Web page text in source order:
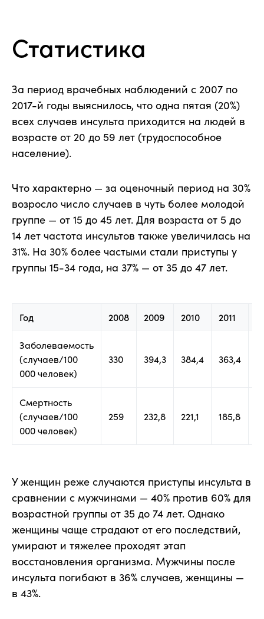
Статистика
За период врачебных наблюдений с 2007 по
2017-й годы выяснилось, что одна пятая (20%)
всех случаев инсульта приходится на людей в
возрасте от 20 до 59 лет (трудоспособное
население).
Что характерно — за оценочный период на 30%
возросло число случаев в чуть более молодой
группе — от 15 до 45 лет. Для возраста от 5 до
14 лет частота инсультов также увеличилась на
31%. На 30% более частыми стали приступы у
группы 15-34 года, на 37% — от 35 до 47 лет.
Год 2008 2009 2010 2011
Заболеваемость
(случаев/100
000 человек)
330 394,3 384,4 363,4
Смертность
(случаев/100
000 человек)
259 232,8 221,1 185,8
У женщин реже случаются приступы инсульта в
сравнении с мужчинами — 40% против 60% для
возрастной группы от 35 до 74 лет. Однако
женщины чаще страдают от его последствий,
умирают и тяжелее проходят этап
восстановления организма. Мужчины после
инсульта погибают в 36% случаев, женщины —
в 43%.